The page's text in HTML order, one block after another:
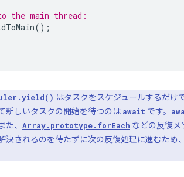
the main thread:
();
はタスクをスケジュールするだけ
新しいタスクの開始を待つのは await です。
、 Array.prototype.forEach などの反復メ
決されるのを待たずに次の反復処理に進むため